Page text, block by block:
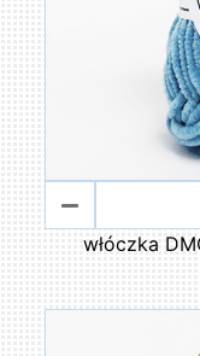
włóczka